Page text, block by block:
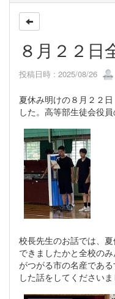
８月２２日
投稿日時 : 2025/08/26
夏休み明けの８月２２
した。高等部生徒会役
校長先生のお話では、
できましたかと全校の
がつがる市の名産であ
した話をしてくださいま